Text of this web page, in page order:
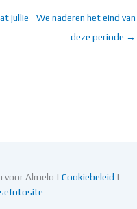
jullie
We naderen het eind van
deze periode →
voor Almelo | Cookiebeleid |